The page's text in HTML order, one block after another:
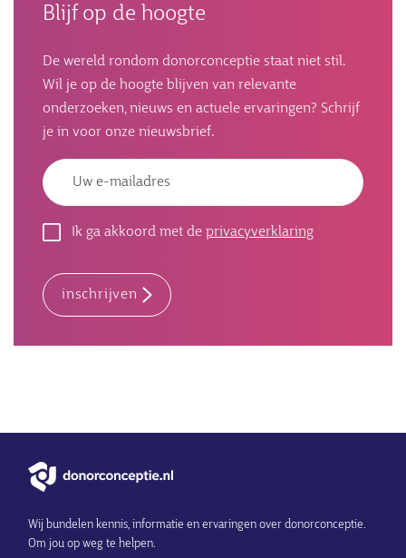
Blijf op de hoogte
De wereld rondom donorconceptie staat niet stil.
Wil je op de hoogte blijven van relevante
onderzoeken, nieuws en actuele ervaringen? Schrijf
je in voor onze nieuwsbrief.
Ik ga akkoord met de privacyverklaring
inschrijven
Wij bundelen kennis, informatie en ervaringen over donorconceptie.
Om jou op weg te helpen.